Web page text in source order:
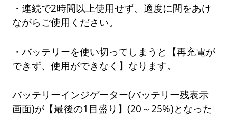
・連続で2時間以上使用せず、適度に間をあけ
ながらご使用ください。
・バッテリーを使い切ってしまうと【再充電が
できず、使用ができなく】なります。
バッテリーインジゲーター(バッテリー残表示
画面)が【最後の1目盛り】(20～25%)となった